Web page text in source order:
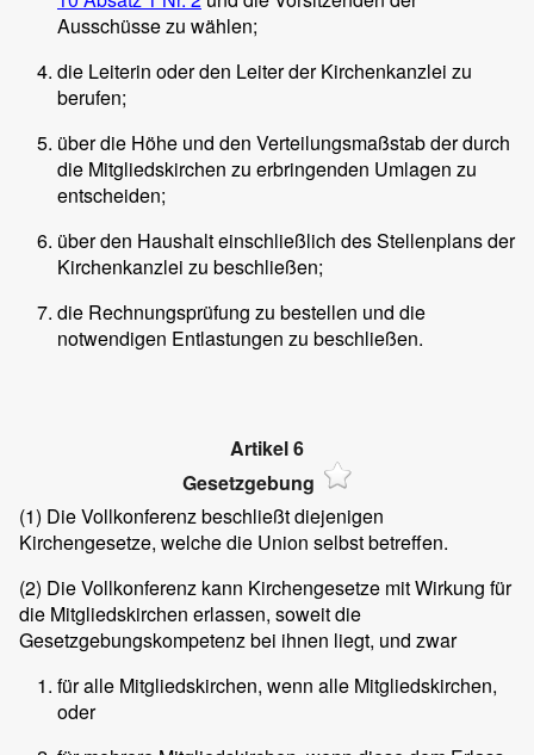
Ausschüsse zu wählen;
die Leiterin oder den Leiter der Kirchenkanzlei zu
berufen;
über die Höhe und den Verteilungsmaßstab der durch
die Mitgliedskirchen zu erbringenden Umlagen zu
entscheiden;
über den Haushalt einschließlich des Stellenplans der
Kirchenkanzlei zu beschließen;
die Rechnungsprüfung zu bestellen und die
notwendigen Entlastungen zu beschließen.
Artikel 6
Gesetzgebung
(1) Die Vollkonferenz beschließt diejenigen
Kirchengesetze, welche die Union selbst betreffen.
(2) Die Vollkonferenz kann Kirchengesetze mit Wirkung für
die Mitgliedskirchen erlassen, soweit die
Gesetzgebungskompetenz bei ihnen liegt, und zwar
für alle Mitgliedskirchen, wenn alle Mitgliedskirchen,
oder